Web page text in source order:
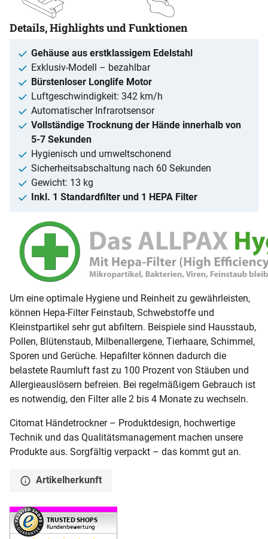
Details, Highlights und Funktionen
Gehäuse aus erstklassigem Edelstahl
Exklusiv-Modell – bezahlbar
Bürstenloser Longlife Motor
Luftgeschwindigkeit: 342 km/h
Automatischer Infrarotsensor
Vollständige Trocknung der Hände innerhalb von
5-7 Sekunden
Hygienisch und umweltschonend
Sicherheitsabschaltung nach 60 Sekunden
Gewicht: 13 kg
Inkl. 1 Standardfilter und 1 HEPA Filter
Um eine optimale Hygiene und Reinheit zu gewährleisten,
können Hepa-Filter Feinstaub, Schwebstoffe und
Kleinstpartikel sehr gut abfiltern. Beispiele sind Hausstaub,
Pollen, Blütenstaub, Milbenallergene, Tierhaare, Schimmel,
Sporen und Gerüche. Hepafilter können dadurch die
belastete Raumluft fast zu 100 Prozent von Stäuben und
Allergieauslösern befreien. Bei regelmäßigem Gebrauch ist
es notwendig, den Filter alle 2 bis 4 Monate zu wechseln.
Citomat Händetrockner – Produktdesign, hochwertige
Technik und das Qualitätsmanagement machen unsere
Produkte aus. Sorgfältig verpackt – das kommt gut an.
Artikelherkunft